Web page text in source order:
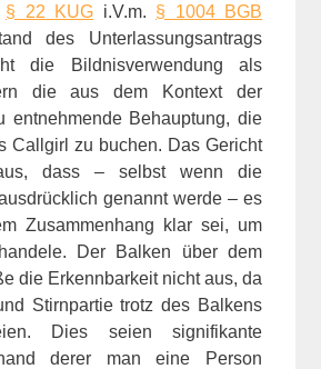
§ 22 KUG i.V.m. § 1004 BGB
des Unterlassungsantrags
die Bildnisverwendung als
die aus dem Kontext der
entnehmende Behauptung, die
Callgirl zu buchen. Das Gericht
dass – selbst wenn die
genannt werde – es
Zusammenhang klar sei, um
Der Balken über dem
die Erkennbarkeit nicht aus, da
Stirnpartie trotz des Balkens
Dies seien signifikante
derer man eine Person